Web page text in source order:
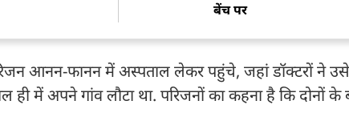
बेंच पर
आनन-फानन में अस्पताल लेकर पहुंचे, जहां डॉक्टरों ने
में अपने गांव लौटा था. परिजनों का कहना है कि दोनों के